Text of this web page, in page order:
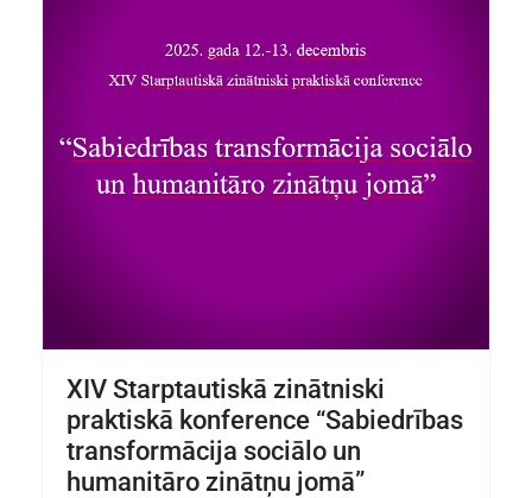
XIV Starptautiskā zinātniski
praktiskā konference “Sabiedrības
transformācija sociālo un
humanitāro zinātņu jomā”